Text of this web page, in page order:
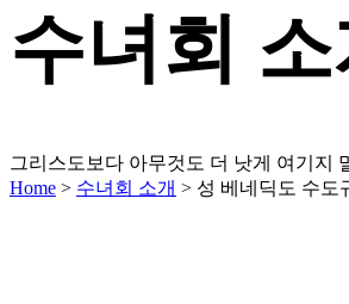
수녀회 소
그리스도보다 아무것도 더 낫게 여기지
Home > 수녀회 소개 > 성 베네딕도 수도